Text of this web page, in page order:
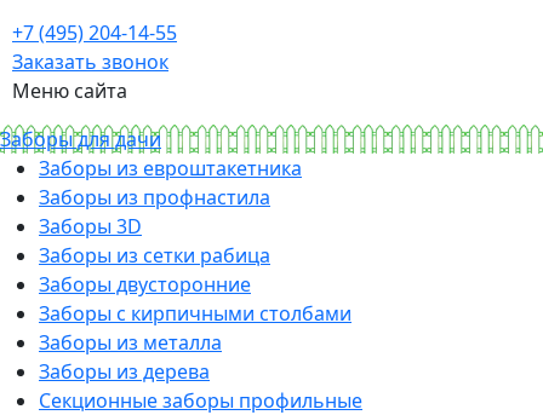
+7 (495) 204-14-55
Заказать звонок
Меню сайта
Заборы для дачи
Заборы из евроштакетника
Заборы из профнастила
Заборы 3D
Заборы из сетки рабица
Заборы двусторонние
Заборы с кирпичными столбами
Заборы из металла
Заборы из дерева
Секционные заборы профильные